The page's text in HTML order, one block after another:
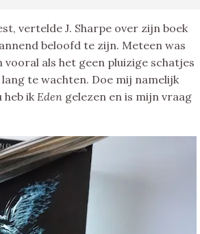
vertelde J. Sharpe over zijn boek
beloofd te zijn. Meteen was
als het geen pluizige schatjes
te wachten. Doe mij namelijk
heb ikEden gelezen en is mijn vraag